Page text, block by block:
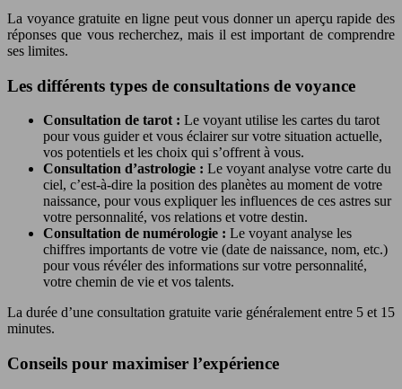
La voyance gratuite en ligne peut vous donner un aperçu rapide des
réponses que vous recherchez, mais il est important de comprendre
ses limites.
Les différents types de consultations de voyance
Consultation de tarot : Le voyant utilise les cartes du tarot
pour vous guider et vous éclairer sur votre situation actuelle,
vos potentiels et les choix qui s’offrent à vous.
Consultation d’astrologie : Le voyant analyse votre carte du
ciel, c’est-à-dire la position des planètes au moment de votre
naissance, pour vous expliquer les influences de ces astres sur
votre personnalité, vos relations et votre destin.
Consultation de numérologie : Le voyant analyse les
chiffres importants de votre vie (date de naissance, nom, etc.)
pour vous révéler des informations sur votre personnalité,
votre chemin de vie et vos talents.
La durée d’une consultation gratuite varie généralement entre 5 et 15
minutes.
Conseils pour maximiser l’expérience